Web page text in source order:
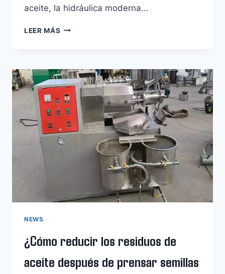
aceite, la hidráulica moderna…
LEER MÁS PRENSA
DE
OLIVA
PARA
PEQUEÑAS
EXPLOTACIONES
OLIVARERAS
NEWS
¿Cómo reducir los residuos de
aceite después de prensar semillas